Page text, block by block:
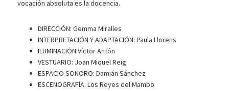
vocación absoluta es la docencia.
DIRECCIÓN: Gemma Miralles
INTERPRETACIÓN Y ADAPTACIÓN: Paula Llorens
ILUMINACIÓN:Víctor Antón
VESTUARIO: Joan Miquel Reig
ESPACIO SONORO: Damián Sánchez
ESCENOGRAFÍA: Los Reyes del Mambo